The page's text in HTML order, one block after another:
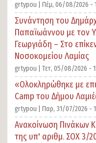
grtypou | Πέμ, 06/08/2026 -
Συνάντηση του
Παπαϊωάννου με τον
Γεωργιάδη – Στο
Νοσοκομείου Λαμίας
grtypou | Τετ, 05/08/2026 -
«Ολοκληρώθηκε με
Camp του Δήμου
grtypou | Παρ, 31/07/2026 -
Ανακοίνωση Πινάκων
της υπ' αριθμ. ΣΟΧ 3/